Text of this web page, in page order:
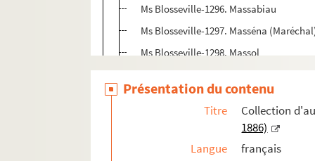
Ms Blosseville-1296. Massabiau
Ms Blosseville-1297. Masséna
Ms Blosseville-1298. Massol
Mathieu. (Voy. Bentabole)
Ms Blosseville-1299. Matter
Ms Blosseville-1300. Maugaundans
Présentation du contenu
Titre
Collection
1886)
Langue
français